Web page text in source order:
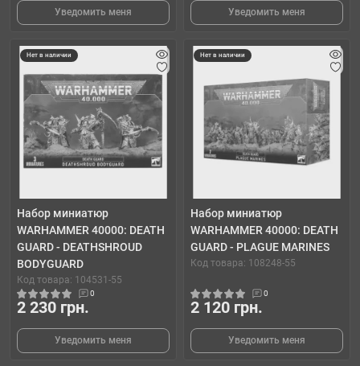
Уведомить меня Уведомить меня
Нет в наличии
Набор миниатюр
WARHAMMER 40000: DEATH
GUARD - DEATHSHROUD
BODYGUARD
Код товара: 104531-55
0
2 230 грн.
Уведомить меня
Нет в наличии
Набор миниатюр
WARHAMMER 40000: DEATH
GUARD - PLAGUE MARINES
Код товара: 108248-55
0
2 120 грн.
Уведомить меня